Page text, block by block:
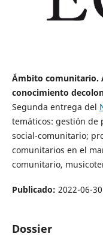
Ámbito comunitario.
conocimiento
Segunda entrega del
temáticos: gestión de
social-comunitario;
comunitarios en el
comunitario,
Publicado: 2022-06-30
Dossier